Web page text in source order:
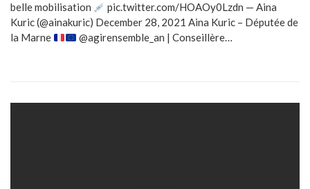
belle mobilisation
pic.twitter.com/HOAOy0Lzdn — Aina
Kuric (@ainakuric) December 28, 2021 Aina Kuric – Députée de
la Marne
@agirensemble_an | Conseillère…